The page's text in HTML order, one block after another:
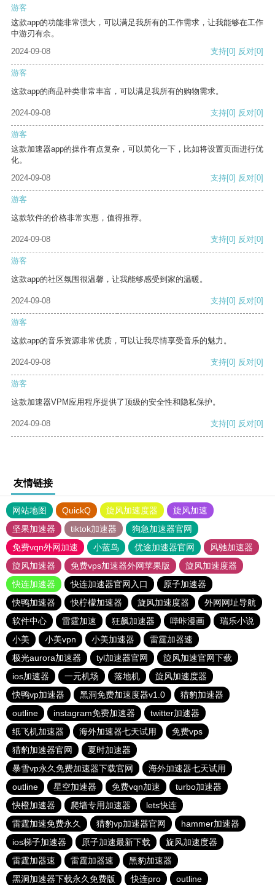
游客
这款app的功能非常强大，可以满足我所有的工作需求，让我能够在工作
中游刃有余。
2024-09-08
支持[0] 反对[0]
游客
这款app的商品种类非常丰富，可以满足我所有的购物需求。
2024-09-08 支持[0] 反对[0]
游客
这款加速器app的操作有点复杂，可以简化一下，比如将设置页面进行优
化。
2024-09-08
支持[0] 反对[0]
游客
这款软件的价格非常实惠，值得推荐。
2024-09-08 支持[0] 反对[0]
游客
这款app的社区氛围很温馨，让我能够感受到家的温暖。
2024-09-08 支持[0] 反对[0]
游客
这款app的音乐资源非常优质，可以让我尽情享受音乐的魅力。
2024-09-08 支持[0] 反对[0]
游客
这款加速器VPM应用程序提供了顶级的安全性和隐私保护。
2024-09-08 支持[0] 反对[0]
友情链接
网站地图 QuickQ 旋风加速度器
旋风加速
坚果加速器
tiktok加速器
狗急加速器官网
免费vqn外网加速
小蓝鸟 优途加速器官网
风驰加速器
旋风加速器
免费vps加速器外网苹果版
旋风加速度器
快连加速器
快连加速器官网入口
原子加速器
快鸭加速器
快柠檬加速器 旋风加速度器
外网网址导航
软件中心
雷霆加速 狂飙加速器 哔咔漫画
瑞乐小说
小美
小美vpn 小美加速器
雷霆加器速
极光aurora加速器
tyl加速器官网
旋风加速官网下载
ios加速器
一元机场 落地机
旋风加速度器
快鸭vp加速器
黑洞免费加速度器v1.0
猎豹加速器
outline
instagram免费加速器
twitter加速器
纸飞机加速器
海外加速器七天试用
免费vps
猎豹加速器官网
夏时加速器
暴雪vp永久免费加速器下载官网
海外加速器七天试用
outline
星空加速器 免费vqn加速
turbo加速器
快橙加速器
爬墙专用加速器
lets快连
雷霆加速免费永久
猎豹vp加速器官网
hammer加速器
ios梯子加速器
原子加速最新下载
旋风加速度器
雷霆加器速
雷霆加器速
黑豹加速器
黑洞加速器下载永久免费版
快连pro outline